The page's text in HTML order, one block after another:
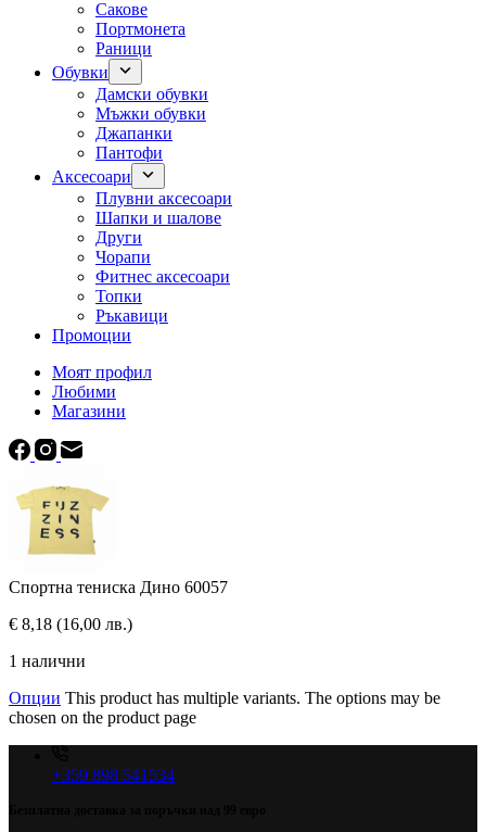
Сакове
Портмонета
Раници
Обувки
Дамски обувки
Мъжки обувки
Джапанки
Пантофи
Аксесоари
Плувни аксесоари
Шапки и шалове
Други
Чорапи
Фитнес аксесоари
Топки
Ръкавици
Промоции
Моят профил
Любими
Магазини
Спортна тениска Дино 60057
€ 8,18 (16,00 лв.)
1 налични
Опции This product has multiple variants. The options may be
chosen on the product page
+359 898 541534